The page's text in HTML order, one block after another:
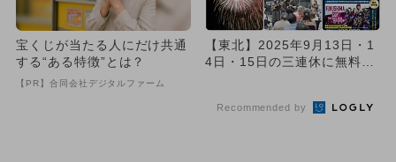
宝くじが当たる人にだけ共通
する“ある特徴”とは？
【PR】合同会社デジタルファーム
【東北】2025年9月13日・1
4日・15日の三連休に無料で
Recommended by